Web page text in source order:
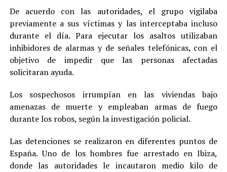
De acuerdo con las autoridades, el grupo vigilaba
previamente a sus víctimas y las interceptaba incluso
durante el día. Para ejecutar los asaltos utilizaban
inhibidores de alarmas y de señales telefónicas, con el
objetivo de impedir que las personas afectadas
solicitaran ayuda.
Los sospechosos irrumpían en las viviendas bajo
amenazas de muerte y empleaban armas de fuego
durante los robos, según la investigación policial.
Las detenciones se realizaron en diferentes puntos de
España. Uno de los hombres fue arrestado en Ibiza,
donde las autoridades le incautaron medio kilo de